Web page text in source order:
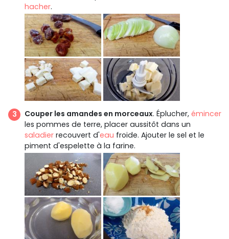
hacher.
Couper les amandes en morceaux. Éplucher, émincer
les pommes de terre, placer aussitôt dans un
saladier recouvert d'eau froide. Ajouter le sel et le
piment d'espelette à la farine.